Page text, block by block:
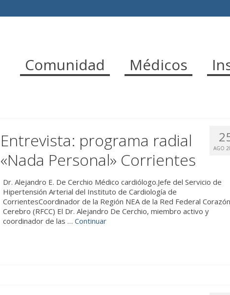
Comunidad Médicos
AGO
Entrevista: programa radial
«Nada Personal» Corrientes
Dr. Alejandro E. De Cerchio Médico cardiólogo.Jefe del Servicio de
Hipertensión Arterial del Instituto de Cardiología de
CorrientesCoordinador de la Región NEA de la Red Federal Corazón
Cerebro (RFCC) El Dr. Alejandro De Cerchio, miembro activo y
coordinador de las …Continuar